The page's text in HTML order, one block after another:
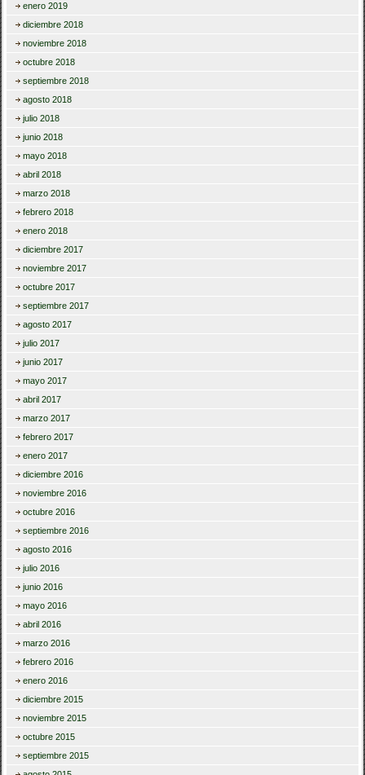
enero 2019
diciembre 2018
noviembre 2018
octubre 2018
septiembre 2018
agosto 2018
julio 2018
junio 2018
mayo 2018
abril 2018
marzo 2018
febrero 2018
enero 2018
diciembre 2017
noviembre 2017
octubre 2017
septiembre 2017
agosto 2017
julio 2017
junio 2017
mayo 2017
abril 2017
marzo 2017
febrero 2017
enero 2017
diciembre 2016
noviembre 2016
octubre 2016
septiembre 2016
agosto 2016
julio 2016
junio 2016
mayo 2016
abril 2016
marzo 2016
febrero 2016
enero 2016
diciembre 2015
noviembre 2015
octubre 2015
septiembre 2015